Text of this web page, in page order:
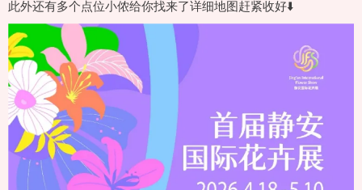
此外还有多个点位小侬给你找来了详细地图赶紧收好⬇️